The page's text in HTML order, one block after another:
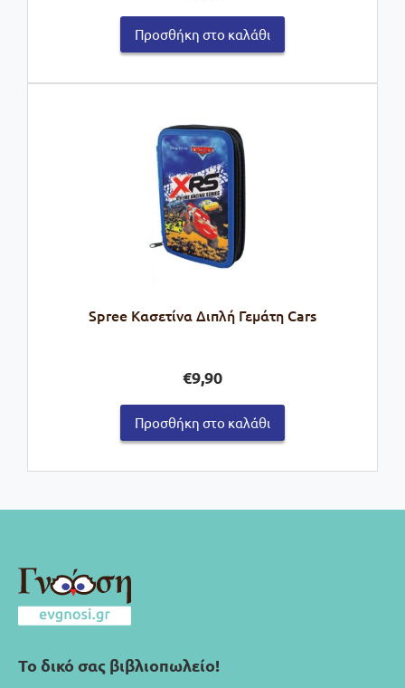
Προσθήκη στο καλάθι
Spree Κασετίνα Διπλή Γεμάτη Cars
€9,90
Προσθήκη στο καλάθι
Το δικό σας βιβλιοπωλείο!